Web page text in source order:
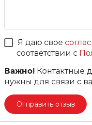
Я даю свое
соответствии с
Важно! Контактные
нужны для связи с
Отправить отзыв